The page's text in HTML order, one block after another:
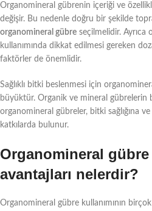
Organomineral gübrenin içeriği ve
değişir. Bu nedenle doğru bir şekilde
organomineral gübre seçilmelidir. Ayrıca
kullanımında dikkat edilmesi gereken
faktörler de önemlidir.
Sağlıklı bitki beslenmesi için
büyüktür. Organik ve mineral gübrelerin
organomineral gübreler, bitki sağlığına
katkılarda bulunur.
Organomineral gübre
avantajları nelerdir?
Organomineral gübre kullanımının